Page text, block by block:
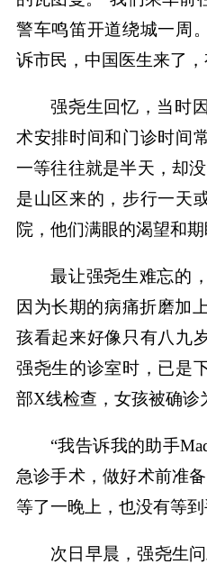
警车鸣笛开道绕城一周
诉市民，中国医生来了
强尧生回忆，当时
术安排时间和门诊时间
一等往往就是半天，却
是山区来的，步行一天
院，他们满眼的渴望和
最让强尧生难忘的
因为长期的病痛折磨加
孩看起来好像只有八九
强尧生的诊室时，已是
部X线检查，女孩被确诊
“我告诉我的助手
急诊手术，做好术前准
等了一晚上，也没有等到
次日早晨，强尧生